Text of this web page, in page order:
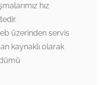
hız
üzerinden servis
kaynaklı olarak